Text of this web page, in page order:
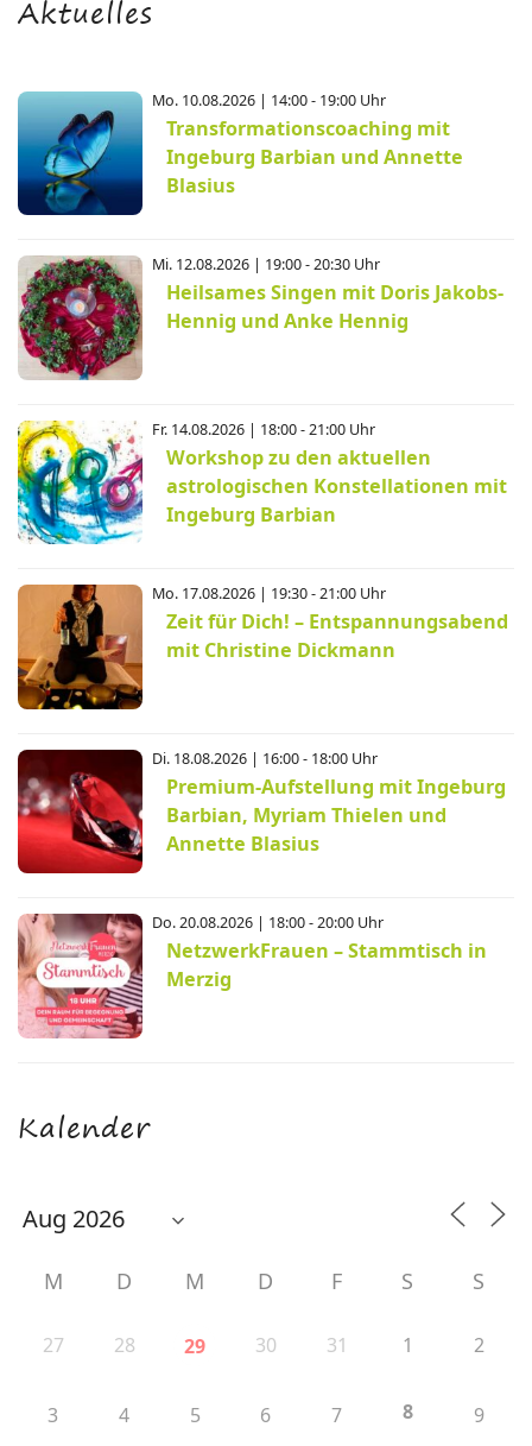
Aktuelles
Mo. 10.08.2026 | 14:00 - 19:00 Uhr
Transformationscoaching mit
Ingeburg Barbian und Annette
Blasius
Mi. 12.08.2026 | 19:00 - 20:30 Uhr
Heilsames Singen mit Doris Jakobs-
Hennig und Anke Hennig
Fr. 14.08.2026 | 18:00 - 21:00 Uhr
Workshop zu den aktuellen
astrologischen Konstellationen mit
Ingeburg Barbian
Mo. 17.08.2026 | 19:30 - 21:00 Uhr
Zeit für Dich! – Entspannungsabend
mit Christine Dickmann
Di. 18.08.2026 | 16:00 - 18:00 Uhr
Premium-Aufstellung mit Ingeburg
Barbian, Myriam Thielen und
Annette Blasius
Do. 20.08.2026 | 18:00 - 20:00 Uhr
NetzwerkFrauen – Stammtisch in
Merzig
Kalender
M D M D F S S
27 28 29 30 31 1 2
3 4 5 6 7 8 9